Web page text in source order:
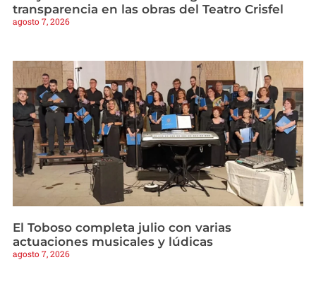
transparencia en las obras del Teatro Crisfel
agosto 7, 2026
El Toboso completa julio con varias
actuaciones musicales y lúdicas
agosto 7, 2026